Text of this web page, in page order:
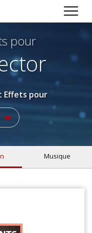
pour
Effets pour
Musique